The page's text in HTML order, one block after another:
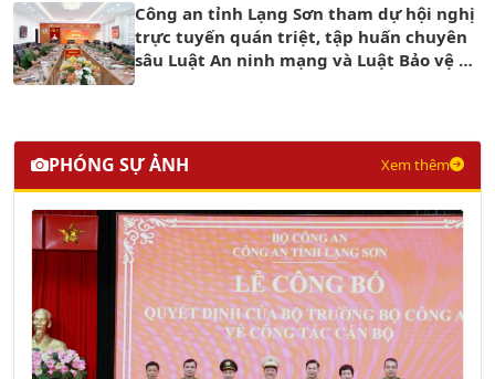
Công an tỉnh Lạng Sơn tham dự hội nghị
trực tuyến quán triệt, tập huấn chuyên
sâu Luật An ninh mạng và Luật Bảo vệ dữ
PHÓNG SỰ ẢNH Xem thêm